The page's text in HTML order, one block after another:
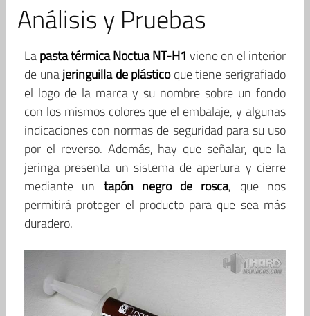
Análisis y Pruebas
Lapasta térmica Noctua NT-H1 viene en el interior
de unajeringuilla de plásticoque tiene serigrafiado
el logo de la marca y su nombre sobre un fondo
con los mismos colores que el embalaje, y algunas
indicaciones con normas de seguridad para su uso
por el reverso. Además, hay que señalar, que la
jeringa presenta un sistema de apertura y cierre
mediante un tapón negro de rosca, que nos
permitirá proteger el producto para que sea más
duradero.